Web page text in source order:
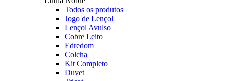
Todos os produtos
Jogo de Lençol
Lençol Avulso
Cobre Leito
Edredom
Colcha
Kit Completo
Duvet